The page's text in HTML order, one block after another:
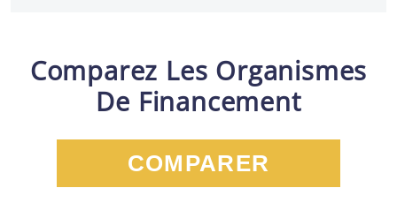
Comparez Les Organismes
De Financement
COMPARER